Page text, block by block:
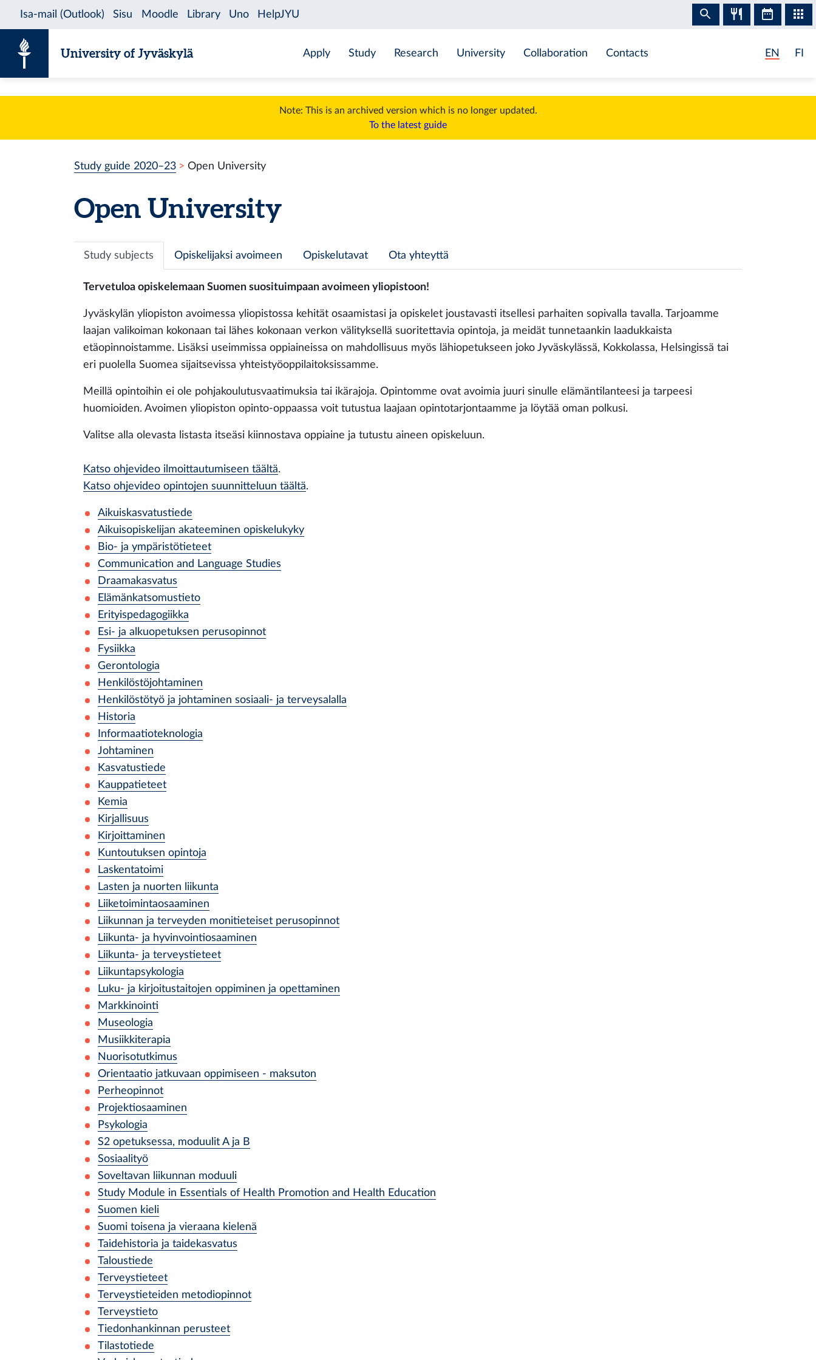
University of Jyväskylä Apply Study Research University Collaboration Contacts EN FI
Note: This is an archived version which is no longer updated.
To the latest guide
Study guide 2020–23 Open University
Open University
Study subjects Opiskelijaksi avoimeen Opiskelutavat Ota yhteyttä
Tervetuloa opiskelemaan Suomen suosituimpaan avoimeen yliopistoon!
Jyväskylän yliopiston avoimessa yliopistossa kehität osaamistasi ja opiskelet joustavasti itsellesi parhaiten sopivalla tavalla. Tarjoamme
laajan valikoiman kokonaan tai lähes kokonaan verkon välityksellä suoritettavia opintoja, ja meidät tunnetaankin laadukkaista
etäopinnoistamme. Lisäksi useimmissa oppiaineissa on mahdollisuus myös lähiopetukseen joko Jyväskylässä, Kokkolassa, Helsingissä tai
eri puolella Suomea sijaitsevissa yhteistyöoppilaitoksissamme.
Meillä opintoihin ei ole pohjakoulutusvaatimuksia tai ikärajoja. Opintomme ovat avoimia juuri sinulle elämäntilanteesi ja tarpeesi
huomioiden. Avoimen yliopiston opinto-oppaassa voit tutustua laajaan opintotarjontaamme ja löytää oman polkusi.
Valitse alla olevasta listasta itseäsi kiinnostava oppiaine ja tutustu aineen opiskeluun.
Katso ohjevideo ilmoittautumiseen täältä.
Katso ohjevideo opintojen suunnitteluun täältä.
Aikuiskasvatustiede
Aikuisopiskelijan akateeminen opiskelukyky
Bio- ja ympäristötieteet
Communication and Language Studies
Draamakasvatus
Elämänkatsomustieto
Erityispedagogiikka
Esi- ja alkuopetuksen perusopinnot
Fysiikka
Gerontologia
Henkilöstöjohtaminen
Henkilöstötyö ja johtaminen sosiaali- ja terveysalalla
Historia
Informaatioteknologia
Johtaminen
Kasvatustiede
Kauppatieteet
Kemia
Kirjallisuus
Kirjoittaminen
Kuntoutuksen opintoja
Laskentatoimi
Lasten ja nuorten liikunta
Liiketoimintaosaaminen
Liikunnan ja terveyden monitieteiset perusopinnot
Liikunta- ja hyvinvointiosaaminen
Liikunta- ja terveystieteet
Liikuntapsykologia
Luku- ja kirjoitustaitojen oppiminen ja opettaminen
Markkinointi
Museologia
Musiikkiterapia
Nuorisotutkimus
Orientaatio jatkuvaan oppimiseen - maksuton
Perheopinnot
Projektiosaaminen
Psykologia
S2 opetuksessa, moduulit A ja B
Sosiaalityö
Soveltavan liikunnan moduuli
Study Module in Essentials of Health Promotion and Health Education
Suomen kieli
Suomi toisena ja vieraana kielenä
Taidehistoria ja taidekasvatus
Taloustiede
Terveystieteet
Terveystieteiden metodiopinnot
Terveystieto
Tiedonhankinnan perusteet
Tilastotiede